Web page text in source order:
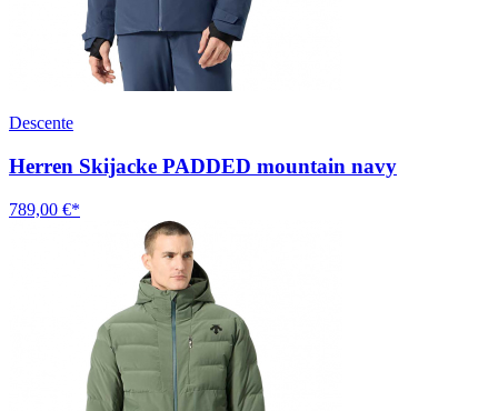
Descente
Herren Skijacke PADDED mountain navy
789,00 €*